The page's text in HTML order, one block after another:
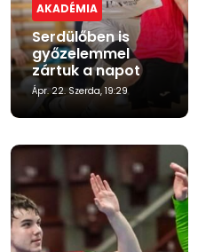
AKADÉMIA
Serdülőben is
győzelemmel
zártuk a napot
Ápr. 22. Szerda, 19:29